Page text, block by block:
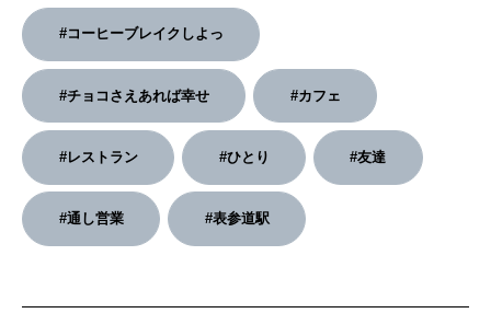
2026年6月号「大銀座 トレンドが生まれる 新しい一流店へ。」
2026年5月号「“大好き”に出会いに。韓国」
2026年4月号「未来をつくる、学びの教科書。」
2026年3月号「スイーツ予想図 2026」
2026年1月号「猫がいれば、幸せ」
FOLLOW US!
#コーヒーブレイクしよっ
#チョコさえあれば幸せ #カフェ
#レストラン #ひとり #友達
#通し営業 #表参道駅